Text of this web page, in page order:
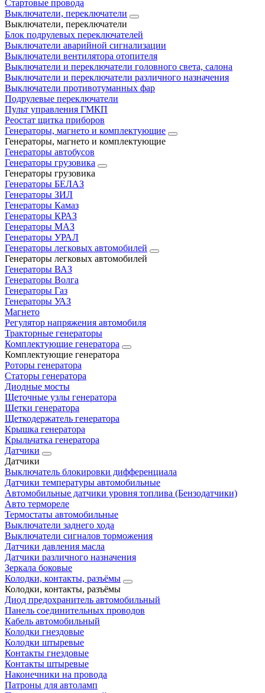
Стартовые провода
Выключатели, переключатели
Выключатели, переключатели
Блок подрулевых переключателей
Выключатели аварийной сигнализации
Выключатели вентилятора отопителя
Выключатели и переключатели головного света, салона
Выключатели и переключатели различного назначения
Выключатели противотуманных фар
Подрулевые переключатели
Пульт управления ГМКП
Реостат щитка приборов
Генераторы, магнето и комплектующие
Генераторы, магнето и комплектующие
Генераторы автобусов
Генераторы грузовика
Генераторы грузовика
Генераторы БЕЛАЗ
Генераторы ЗИЛ
Генераторы Камаз
Генераторы КРАЗ
Генераторы МАЗ
Генераторы УРАЛ
Генераторы легковых автомобилей
Генераторы легковых автомобилей
Генераторы ВАЗ
Генераторы Волга
Генераторы Газ
Генераторы УАЗ
Магнето
Регулятор напряжения автомобиля
Тракторные генераторы
Комплектующие генератора
Комплектующие генератора
Роторы генератора
Статоры генератора
Диодные мосты
Щеточные узлы генератора
Щетки генератора
Щеткодержатель генератора
Крышка генератора
Крыльчатка генератора
Датчики
Датчики
Выключатель блокировки дифференциала
Датчики температуры автомобильные
Автомобильные датчики уровня топлива (Бензодатчики)
Авто термореле
Термостаты автомобильные
Выключатели заднего хода
Выключатели сигналов торможения
Датчики давления масла
Датчики различного назначения
Зеркала боковые
Колодки, контакты, разъёмы
Колодки, контакты, разъёмы
Диод предохранитель автомобильный
Панель соединительных проводов
Кабель автомобильный
Колодки гнездовые
Колодки штыревые
Контакты гнездовые
Контакты штыревые
Наконечники на провода
Патроны для автоламп